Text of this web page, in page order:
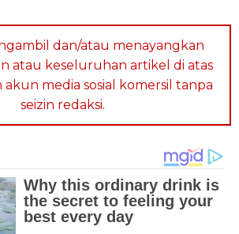
dan/atau menayangkan
atau keseluruhan artikel di atas
media sosial komersil tanpa
seizin redaksi.